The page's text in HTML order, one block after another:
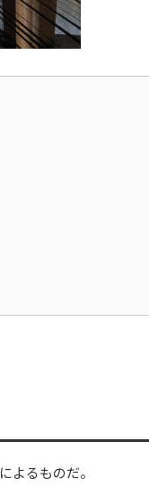
によるものだ。